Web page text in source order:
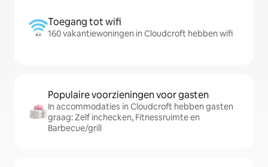
Toegang tot wifi
160 vakantiewoningen in Cloudcroft hebben wifi
Populaire voorzieningen voor gasten
In accommodaties in Cloudcroft hebben gasten
graag: Zelf inchecken, Fitnessruimte en
Barbecue/grill